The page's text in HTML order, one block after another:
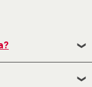
фабрика по